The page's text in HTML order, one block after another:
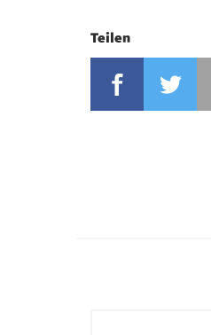
Teilen
FACEBOOKTWITTER